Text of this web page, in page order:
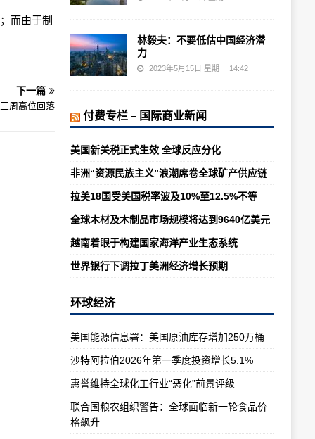
而由于制
下一篇
周高位回落
林毅夫：不要低估中国经济潜
力
2023年5月15日 星期一 14:42
付费专栏 – 国际商业新闻
美国新关税正式生效 全球反应分化
非洲“资源民族主义”浪潮席卷全球矿产供应链
拉美18国受美国税率波及10%至12.5%不等
全球木材及木制品市场规模将达到9640亿美元
越南着眼于构建国家海洋产业生态系统
世界银行下调拉丁美洲经济增长预期
环球经济
美国能源信息署：美国原油库存增加250万桶
沙特阿拉伯2026年第一季度投资增长5.1%
惠誉维持全球化工行业“恶化”前景评级
联合国粮农组织警告：全球面临新一轮食品价
格飙升